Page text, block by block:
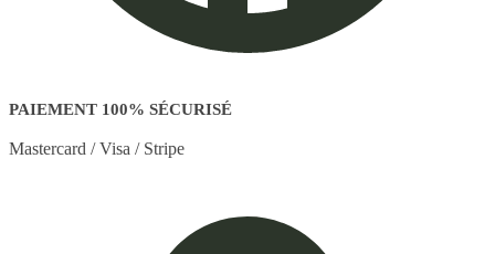
PAIEMENT 100% SÉCURISÉ
Mastercard / Visa / Stripe